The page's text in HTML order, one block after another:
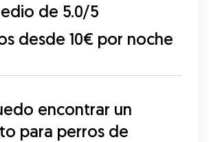
de 5.0/5
desde 10€ por noche
encontrar un
para perros de